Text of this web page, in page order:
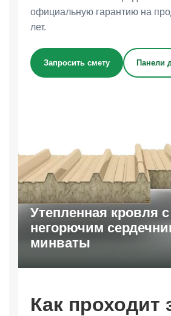
официальную гарантию на
лет.
Запросить смету Панели
Утепленная кровля с
негорючим
минваты
Как проходит